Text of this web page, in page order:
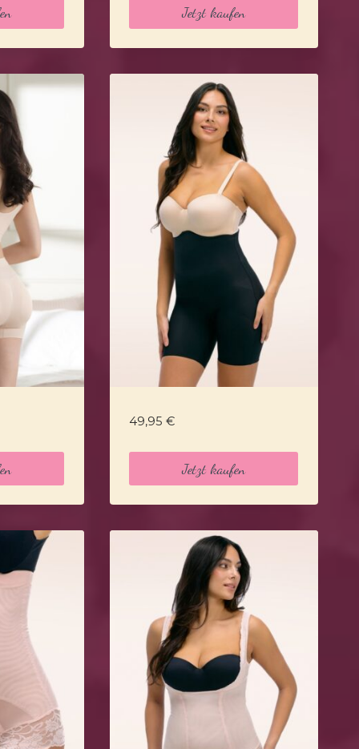
€.
69,99 €56,99 €.
Jetzt kaufen
49,95€
Jetzt kaufen